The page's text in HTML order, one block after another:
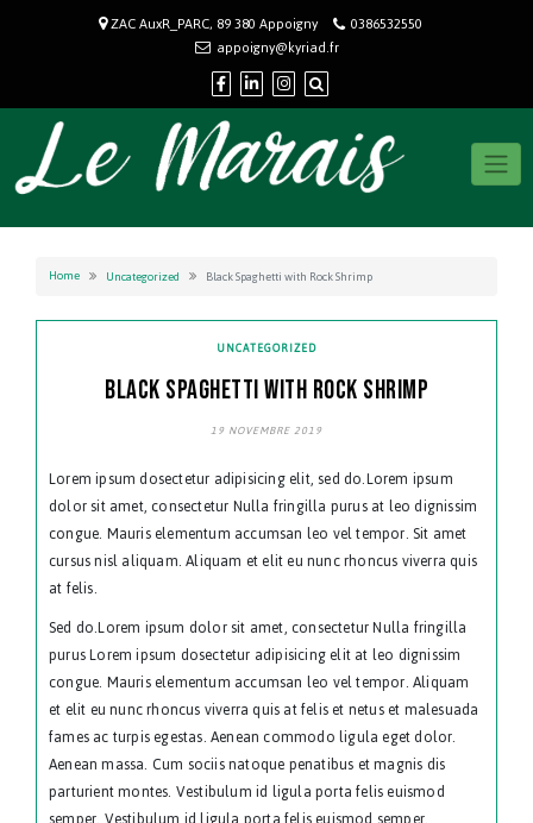
ZAC AuxR_PARC, 89 380 Appoigny
0386532550
appoigny@kyriad.fr
Home Uncategorized Black Spaghetti with Rock Shrimp
UNCATEGORIZED
BLACK SPAGHETTI WITH ROCK SHRIMP
19 NOVEMBRE 2019
Lorem ipsum dosectetur adipisicing elit, sed do.Lorem ipsum
dolor sit amet, consectetur Nulla fringilla purus at leo dignissim
congue. Mauris elementum accumsan leo vel tempor. Sit amet
cursus nisl aliquam. Aliquam et elit eu nunc rhoncus viverra quis
at felis.
Sed do.Lorem ipsum dolor sit amet, consectetur Nulla fringilla
purus Lorem ipsum dosectetur adipisicing elit at leo dignissim
congue. Mauris elementum accumsan leo vel tempor. Aliquam
et elit eu nunc rhoncus viverra quis at felis et netus et malesuada
fames ac turpis egestas. Aenean commodo ligula eget dolor.
Aenean massa. Cum sociis natoque penatibus et magnis dis
parturient montes. Vestibulum id ligula porta felis euismod